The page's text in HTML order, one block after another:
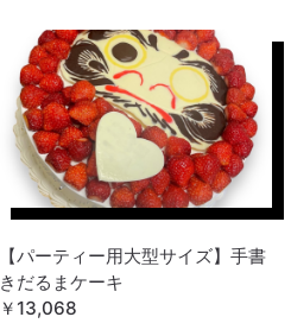
【パーティー用大型サイズ】手書
きだるまケーキ
￥13,068